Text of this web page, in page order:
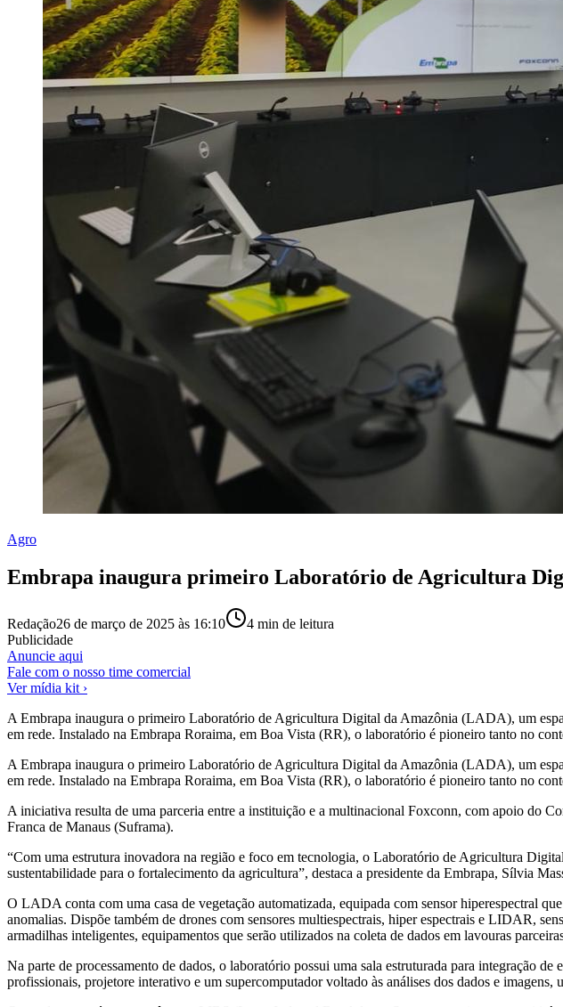
Agro
Embrapa inaugura primeiro Laboratório de Agricultura
Redação26 de março de 2025 às 16:10 4 min de leitura
Publicidade
Anuncie aqui
Fale com o nosso time comercial
Ver mídia kit ›
A Embrapa inaugura o primeiro Laboratório de Agricultura Digital da Amazônia (LADA), um
em rede. Instalado na Embrapa Roraima, em Boa Vista (RR), o laboratório é pioneiro tanto no
A Embrapa inaugura o primeiro Laboratório de Agricultura Digital da Amazônia (LADA), um
em rede. Instalado na Embrapa Roraima, em Boa Vista (RR), o laboratório é pioneiro tanto no
A iniciativa resulta de uma parceria entre a instituição e a multinacional Foxconn, com apoio do
Franca de Manaus (Suframa).
“Com uma estrutura inovadora na região e foco em tecnologia, o Laboratório de Agricultura
sustentabilidade para o fortalecimento da agricultura”, destaca a presidente da Embrapa, Sílvia
O LADA conta com uma casa de vegetação automatizada, equipada com sensor hiperespectral
anomalias. Dispõe também de drones com sensores multiespectrais, hiper espectrais e LIDAR,
armadilhas inteligentes, equipamentos que serão utilizados na coleta de dados em lavouras
Na parte de processamento de dados, o laboratório possui uma sala estruturada para integração
profissionais, projetore interativo e um supercomputador voltado às análises dos dados e